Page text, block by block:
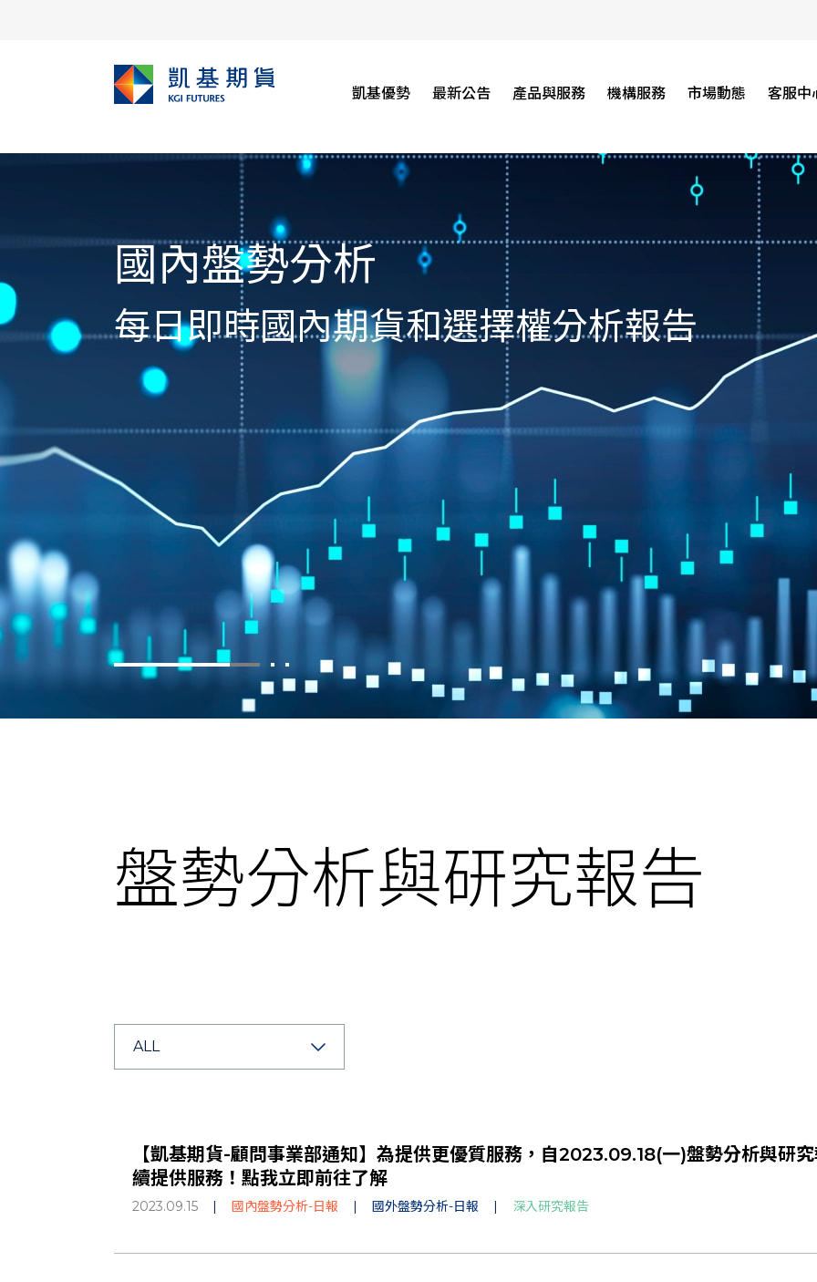
凱基優勢 最新公告 產品與服務 機構服務 市場動態 客服中
國內盤勢分析
每日即時國內期貨和選擇權分析報告
盤勢分析與研究報告
ALL
【凱基期貨-顧問事業部通知】為提供更優質服務，自2023.09.18(一)盤勢分析與研
續提供服務！點我立即前往了解
2023.09.15 | 國內盤勢分析-日報 | 國外盤勢分析-日報 | 深入研究報告